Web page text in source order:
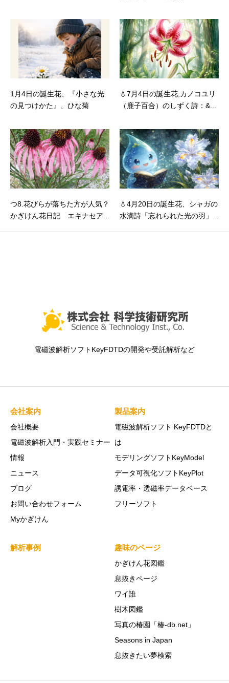
1月4日の誕生花、『小さな光
の見つけかた』、ひな菊
💧7月4日の誕生花,カノコユリ
（鹿子百合）のしずく詩：&...
つ8.花びらが落ちた方が人気？
かぎけん花日記 エキナセア...
💧4月20日の誕生花、シャガの
水滴詩「忘れられた光の羽」...
電磁波解析ソフトKeyFDTDの開発や受託解析など
会社案内
会社概要
電磁波解析入門・実践セミナー
情報
ニュース
ブログ
お問い合わせフォーム
Myかぎけん
製品案内
電磁波解析ソフト KeyFDTDと
は
モデリングソフトKeyModel
データ可視化ソフトKeyPlot
誘電率・透磁率データベース
フリーソフト
解析事例 趣味のページ
かぎけん花図鑑
息抜きページ
ワイ誰
樹木図鑑
写真の椿園「椿-db.net」
Seasons in Japan
息抜きたい夢検索